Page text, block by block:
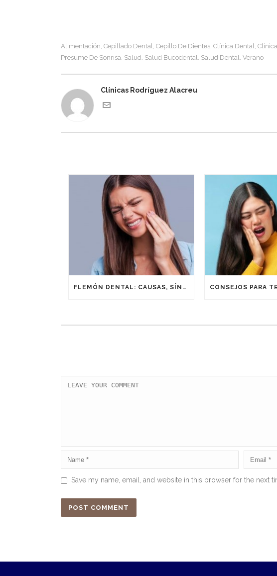
Alimentación, Cepillado Dental, Cepillo De Dientes, Clínica Dental,
Presume De Sonrisa, Salud , Salud Bucodental, Salud Dental, Verano
Clínicas Rodríguez Alacreu
FLEMÓN DENTAL: CAUSAS, SÍNTOMAS Y TRATAMIENTO
Save my name, email, and website in this browser for the next